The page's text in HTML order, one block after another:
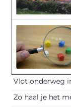
Vlot onderweg
Zo haal je het